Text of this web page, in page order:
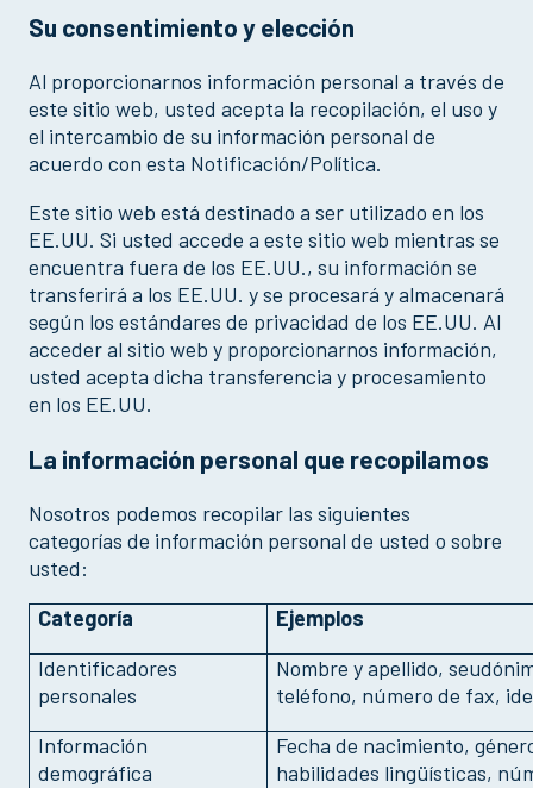
Su consentimiento y elección
Al proporcionarnos información personal a través de
este sitio web, usted acepta la recopilación, el uso y
el intercambio de su información personal de
acuerdo con esta Notificación/Política.
Este sitio web está destinado a ser utilizado en los
EE.UU. Si usted accede a este sitio web mientras se
encuentra fuera de los EE.UU., su información se
transferirá a los EE.UU. y se procesará y almacenará
según los estándares de privacidad de los EE.UU. Al
acceder al sitio web y proporcionarnos información,
usted acepta dicha transferencia y procesamiento
en los EE.UU.
La información personal que recopilamos
Nosotros podemos recopilar las siguientes
categorías de información personal de usted o sobre
usted:
Categoría
Ejemplos
Identificadores
personales
Nombre y apellido,
teléfono, número de fax,
Información
demográfica
Fecha de nacimiento,
habilidades lingüísticas,